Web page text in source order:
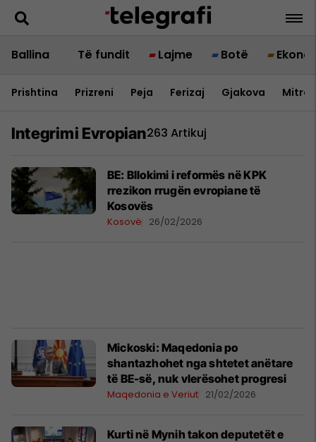
Ballina Të fundit Lajme Botë
Prishtina Prizreni Peja Ferizaj Gjakova
Integrimi Evropian263 Artikuj
BE: Bllokimi i reformës në KPK
rrezikon rrugën evropiane të
Kosovës
Kosovë 26/02/2026
Mickoski: Maqedonia po
shantazhohet nga shtetet anëtare
të BE-së, nuk vlerësohet progresi
Maqedonia e Veriut 21/02/2026
Kurti në Mynih takon deputetët e